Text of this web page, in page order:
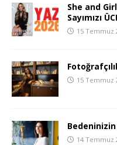
She and
Sayımızı
15 Temmuz
15 Temmuz
Bedeninizin
14 Temmuz